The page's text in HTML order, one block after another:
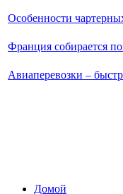
Особенности
Франция собирается
Авиаперевозки –
Домой